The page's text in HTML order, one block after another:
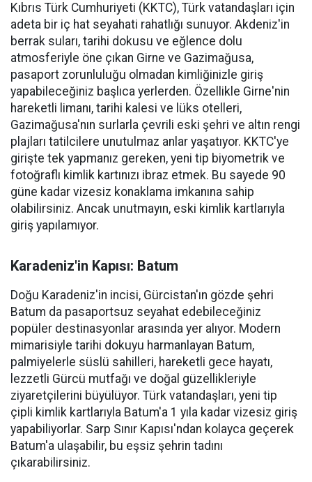
Kıbrıs Türk Cumhuriyeti (KKTC), Türk vatandaşları için
adeta bir iç hat seyahati rahatlığı sunuyor. Akdeniz'in
berrak suları, tarihi dokusu ve eğlence dolu
atmosferiyle öne çıkan Girne ve Gazimağusa,
pasaport zorunluluğu olmadan kimliğinizle giriş
yapabileceğiniz başlıca yerlerden. Özellikle Girne'nin
hareketli limanı, tarihi kalesi ve lüks otelleri,
Gazimağusa'nın surlarla çevrili eski şehri ve altın rengi
plajları tatilcilere unutulmaz anlar yaşatıyor. KKTC'ye
girişte tek yapmanız gereken, yeni tip biyometrik ve
fotoğraflı kimlik kartınızı ibraz etmek. Bu sayede 90
güne kadar vizesiz konaklama imkanına sahip
olabilirsiniz. Ancak unutmayın, eski kimlik kartlarıyla
giriş yapılamıyor.
Karadeniz'in Kapısı: Batum
Doğu Karadeniz'in incisi, Gürcistan'ın gözde şehri
Batum da pasaportsuz seyahat edebileceğiniz
popüler destinasyonlar arasında yer alıyor. Modern
mimarisiyle tarihi dokuyu harmanlayan Batum,
palmiyelerle süslü sahilleri, hareketli gece hayatı,
lezzetli Gürcü mutfağı ve doğal güzellikleriyle
ziyaretçilerini büyülüyor. Türk vatandaşları, yeni tip
çipli kimlik kartlarıyla Batum'a 1 yıla kadar vizesiz giriş
yapabiliyorlar. Sarp Sınır Kapısı'ndan kolayca geçerek
Batum'a ulaşabilir, bu eşsiz şehrin tadını
çıkarabilirsiniz.